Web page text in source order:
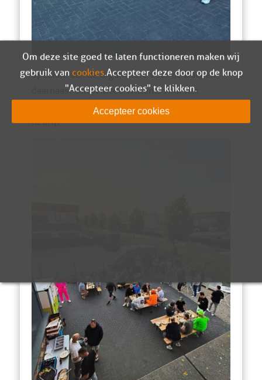
Speciale aan de organisatie voor de BBQ en
daarnaast aan Wilfred Willems voor het
beschikbaar stellen voor de locatie bij zijn
bedrijf.
Om deze site goed te laten functioneren maken wij
gebruik van cookies. Accepteer deze door op de knop
"Accepteer cookies" te klikken.
Accepteer cookies